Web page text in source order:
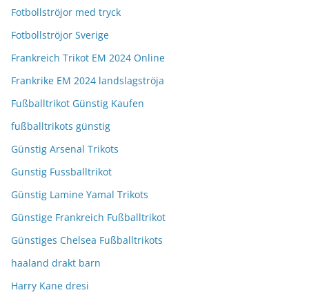
Fotbollströjor med tryck
Fotbollströjor Sverige
Frankreich Trikot EM 2024 Online
Frankrike EM 2024 landslagströja
Fußballtrikot Günstig Kaufen
fußballtrikots günstig
Günstig Arsenal Trikots
Gunstig Fussballtrikot
Günstig Lamine Yamal Trikots
Günstige Frankreich Fußballtrikot
Günstiges Chelsea Fußballtrikots
haaland drakt barn
Harry Kane dresi